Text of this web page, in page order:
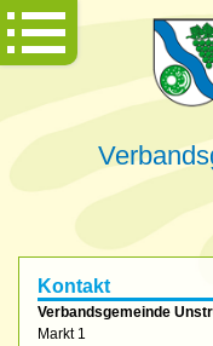
Kontakt
Verbandsgemeinde
Markt 1